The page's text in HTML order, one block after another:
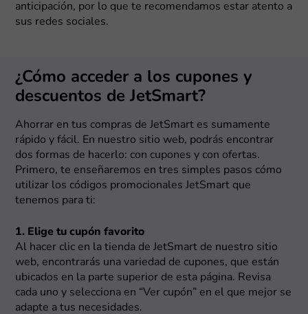
anticipación, por lo que te recomendamos estar atento a
sus redes sociales.
¿Cómo acceder a los cupones y
descuentos de JetSmart?
Ahorrar en tus compras de JetSmart es sumamente
rápido y fácil. En nuestro sitio web, podrás encontrar
dos formas de hacerlo: con cupones y con ofertas.
Primero, te enseñaremos en tres simples pasos cómo
utilizar los códigos promocionales JetSmart que
tenemos para ti:
1. Elige tu cupón favorito
Al hacer clic en la tienda de JetSmart de nuestro sitio
web, encontrarás una variedad de cupones, que están
ubicados en la parte superior de esta página. Revisa
cada uno y selecciona en “Ver cupón” en el que mejor se
adapte a tus necesidades.